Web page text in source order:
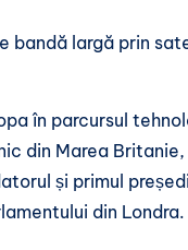
bandă largă prin
în parcursul
din Marea Britanie,
și primul
din Londra.